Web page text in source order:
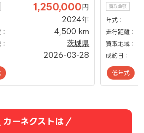
1,250,000 円
2024年
4,500 km
茨城県
2026-03-28
買取金額
年式：
走行距離：
買取地域：
成約日：
低年式
カーネクストは